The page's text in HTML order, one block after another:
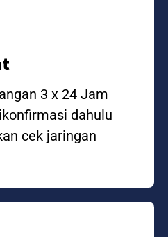
3 x 24 Jam
dahulu
cek jaringan